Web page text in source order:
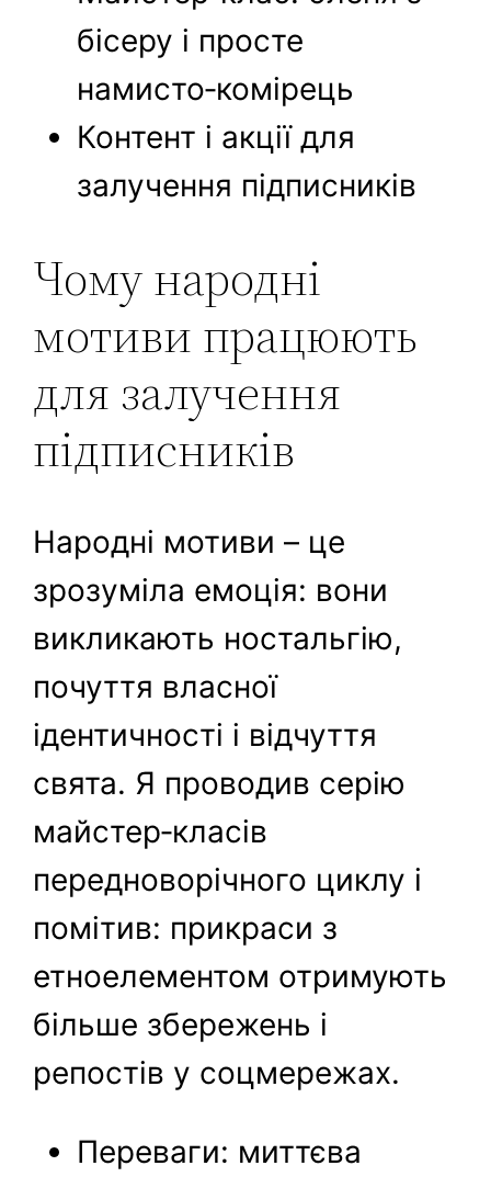
бісеру і просте
намисто‑комірець
Контент і акції для
залучення підписників
Чому народні
мотиви працюють
для залучення
підписників
Народні мотиви – це
зрозуміла емоція: вони
викликають ностальгію,
почуття власної
ідентичності і відчуття
свята. Я проводив серію
майстер‑класів
передноворічного циклу і
помітив: прикраси з
етноелементом отримують
більше збережень і
репостів у соцмережах.
Переваги: миттєва